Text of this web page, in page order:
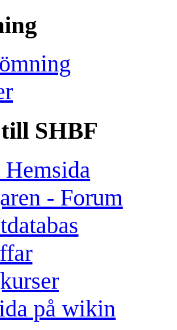
SHBF
- Forum
på wikin